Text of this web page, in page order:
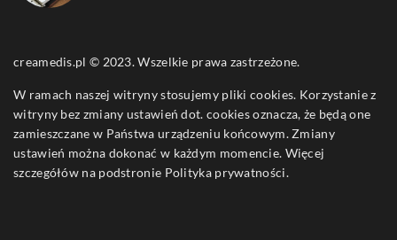
creamedis.pl © 2023. Wszelkie prawa zastrzeżone.
W ramach naszej witryny stosujemy pliki cookies. Korzystanie z
witryny bez zmiany ustawień dot. cookies oznacza, że będą one
zamieszczane w Państwa urządzeniu końcowym. Zmiany
ustawień można dokonać w każdym momencie. Więcej
szczegółów na podstronie Polityka prywatności.